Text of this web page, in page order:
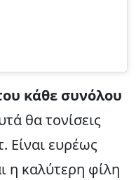
κάθε συνόλου
θα τονίσεις
Είναι ευρέως
η καλύτερη φίλη